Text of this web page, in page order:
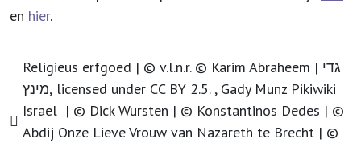
en hier.
Religieus erfgoed | © v.l.n.r. © Karim Abraheem | גדי
מינץ, licensed under CC BY 2.5. , Gady Munz Pikiwiki
Israel | © Dick Wursten | © Konstantinos Dedes | ©
Abdij Onze Lieve Vrouw van Nazareth te Brecht | ©